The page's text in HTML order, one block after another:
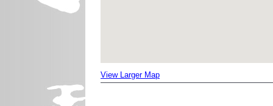
View Larger Map